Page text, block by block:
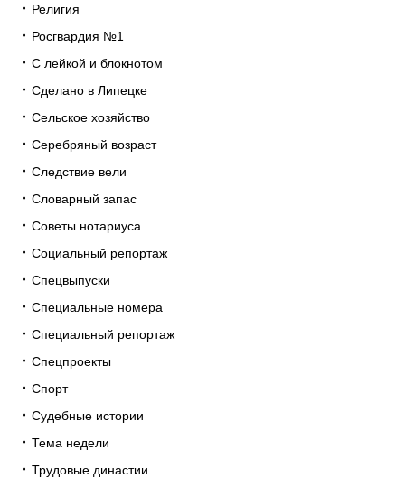
Религия
Росгвардия №1
С лейкой и блокнотом
Сделано в Липецке
Сельское хозяйство
Серебряный возраст
Следствие вели
Словарный запас
Советы нотариуса
Социальный репортаж
Спецвыпуски
Специальные номера
Специальный репортаж
Спецпроекты
Спорт
Судебные истории
Тема недели
Трудовые династии